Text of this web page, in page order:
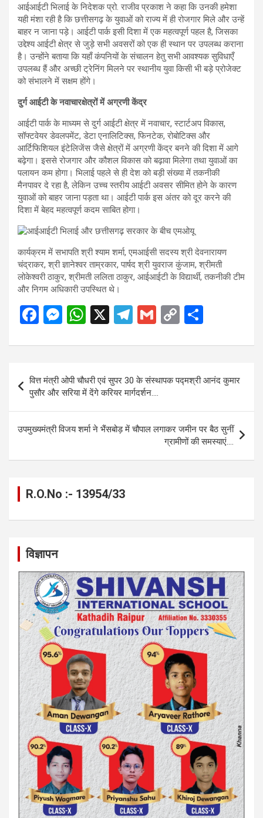
आईआईटी भिलाई के निदेशक प्रो. राजीव प्रकाश ने कहा कि उनकी हमेशा
यही मंशा रही है कि छत्तीसगढ़ के युवाओं को राज्य में ही रोजगार मिले और उन्हें
बाहर न जाना पड़े। आईटी पार्क इसी दिशा में एक महत्वपूर्ण पहल है, जिसका
उद्देश्य आईटी क्षेत्र से जुड़े सभी अवसरों को एक ही स्थान पर उपलब्ध कराना
है। उन्होंने बताया कि यहाँ कंपनियों के संचालन हेतु सभी आवश्यक सुविधाएँ
उपलब्ध हैं और अच्छी ट्रेनिंग मिलने पर स्थानीय युवा किसी भी बड़े प्रोजेक्ट
को संभालने में सक्षम होंगे।
दुर्ग आईटी के नवाचारक्षेत्रों में अग्रणी केंद्र
आईटी पार्क के माध्यम से दुर्ग आईटी क्षेत्र में नवाचार, स्टार्टअप विकास,
सॉफ्टवेयर डेवलपमेंट, डेटा एनालिटिक्स, फिनटेक, रोबोटिक्स और
आर्टिफिशियल इंटेलिजेंस जैसे क्षेत्रों में अग्रणी केंद्र बनने की दिशा में आगे
बढ़ेगा। इससे रोजगार और कौशल विकास को बढ़ावा मिलेगा तथा युवाओं का
पलायन कम होगा। भिलाई पहले से ही देश को बड़ी संख्या में तकनीकी
मैनपावर दे रहा है, लेकिन उच्च स्तरीय आईटी अवसर सीमित होने के कारण
युवाओं को बाहर जाना पड़ता था। आईटी पार्क इस अंतर को दूर करने की
दिशा में बेहद महत्वपूर्ण कदम साबित होगा।
कार्यक्रम में सभापति श्री श्याम शर्मा, एमआईसी सदस्य श्री देवनारायण
चंद्राकर, श्री ज्ञानेश्वर ताम्रकार, पार्षद श्री युवराज कुंजाम, श्रीमती
लोकेश्वरी ठाकुर, श्रीमती ललिता ठाकुर, आईआईटी के विद्यार्थी, तकनीकी टीम
और निगम अधिकारी उपस्थित थे।
F
ce
b
o
o
k
M
se
n
g
er
W
at
s
A
p
p
X
T
e
gr
a
m
G
ail
C
py
n
k
ar
Post
navigation
वित्त मंत्री ओपी चौधरी एवं सुपर 30 के संस्थापक पद्मश्री आनंद कुमार
पुसौर और सरिया में देंगे करियर मार्गदर्शन….
उपमुख्यमंत्री विजय शर्मा ने भैंसबोड़ में चौपाल लगाकर जमीन पर बैठ सुनीं
ग्रामीणों की समस्याएं….
R.O.No :- 13954/33
विज्ञापन